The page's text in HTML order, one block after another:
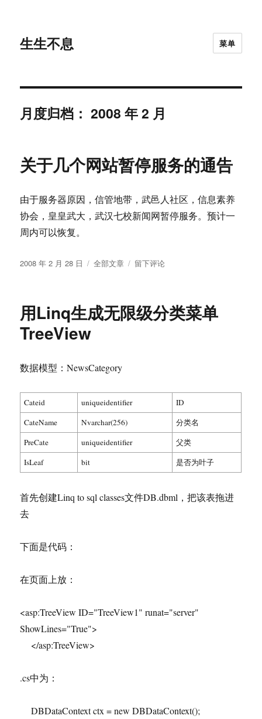
生生不息 菜单
月度归档：2008 年 2 月
关于几个网站暂停服务的通告
由于服务器原因，信管地带，武邑人社区，信息素养
协会，皇皇武大，武汉七校新闻网暂停服务。预计一
周内可以恢复。
发
2008 年 2 月 28 日
分
全部文章
于
个
网
通
留下评论
用Linq生成无限级分类菜单
TreeView
数据模型：NewsCategory
Cateid uniqueidentifier
ID
CateName
Nvarchar(256)
分类名
PreCate
uniqueidentifier
父类
IsLeaf
bit 是否为叶子
首先创建Linq to sql classes文件DB.dbml，把该表拖进
去
下面是代码：
在页面上放：
<asp:TreeView ID="TreeView1" runat="server"
ShowLines="True">
</asp:TreeView>
.cs中为：
DBDataContext ctx = new DBDataContext();